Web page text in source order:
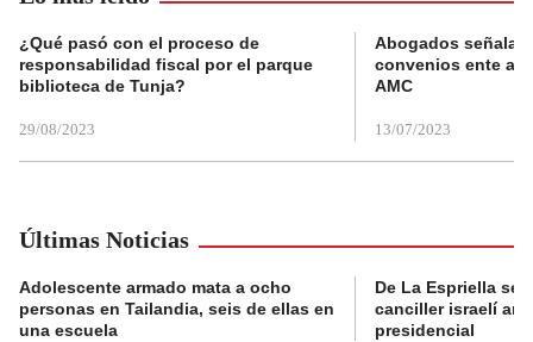
¿Qué pasó con el proceso de
responsabilidad fiscal por el parque
biblioteca de Tunja?
29/08/2023
Abogados
convenios ente
AMC
13/07/2023
Últimas Noticias
Adolescente armado mata a ocho
personas en Tailandia, seis de ellas en
una escuela
De La Espriella se
canciller israelí
presidencial